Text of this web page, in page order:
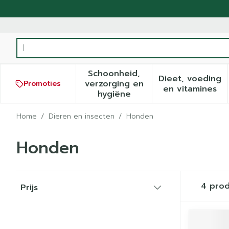
Product, merk, categorie...
Promoties
Schoonheid,
verzorging en
hygiëneToon submenu voor
Dieet, voeding
en vitamines
Toon
Home / Dieren en insecten / Honden
Honden
Prijs
4